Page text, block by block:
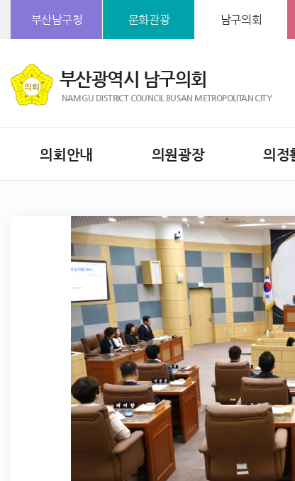
부산남구청
문화관광 남구의회
부산광역시 남구의회
NAMGU DISTRICT COUNCIL BUSAN METROPOLITAN CITY
의회안내 의원광장 의정